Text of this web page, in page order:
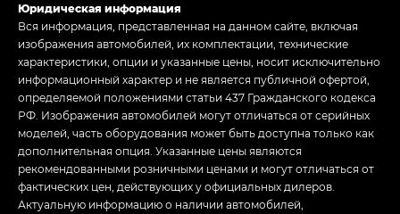
Юридическая информация
Вся информация, представленная на данном сайте, включая
изображения автомобилей, их комплектации, технические
характеристики, опции и указанные цены, носит исключительно
информационный характер и не является публичной офертой,
определяемой положениями статьи 437 Гражданского кодекса
РФ. Изображения автомобилей могут отличаться от серийных
моделей, часть оборудования может быть доступна только как
дополнительная опция. Указанные цены являются
рекомендованными розничными ценами и могут отличаться от
фактических цен, действующих у официальных дилеров.
Актуальную информацию о наличии автомобилей,